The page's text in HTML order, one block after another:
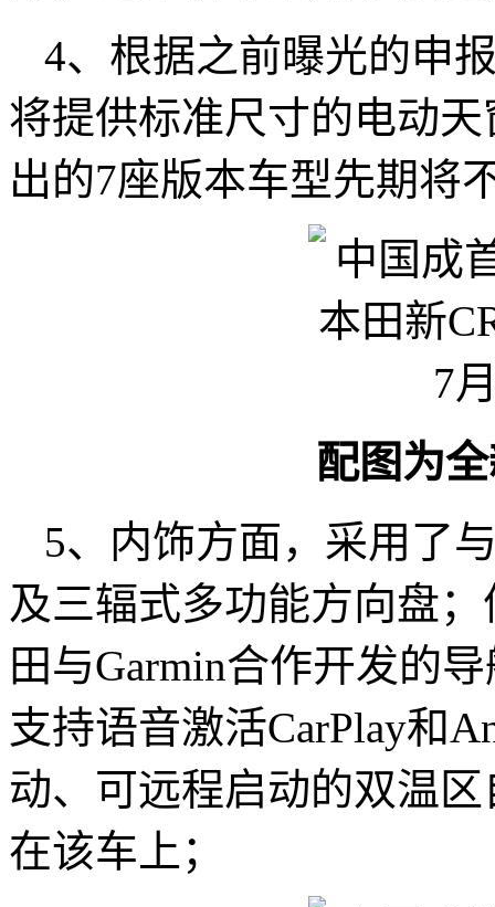
4、根据之前曝光的申
将提供标准尺寸的电动
出的7座版本车型先期将
配图为
5、内饰方面，采用了
及三辐式多功能方向盘
田与Garmin合作开发的
支持语音激活CarPlay和
动、可远程启动的双温
在该车上；